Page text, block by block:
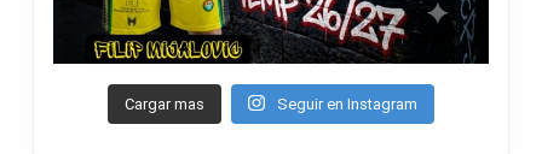
Cargar mas Seguir en Instagram